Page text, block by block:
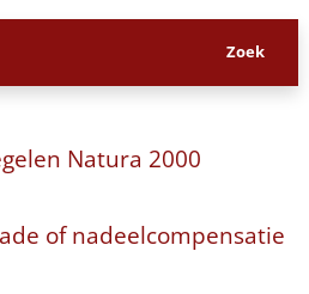
Natura 2000
of nadeelcompensatie